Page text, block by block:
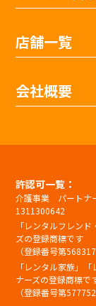
店舗一覧
会社概要
許認可一覧：
介護事業 パートナ
1311300642
「レンタルフレン
ズの登録商標です
（登録番号第
「レンタル家族」
ナーズの登録商標で
（登録番号第